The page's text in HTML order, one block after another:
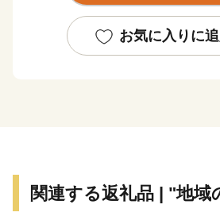
また、高砂は古くから景勝の地で
が慶長6年（1601年）に加古川の流
お気に入りに
関連する返礼品 | "地域